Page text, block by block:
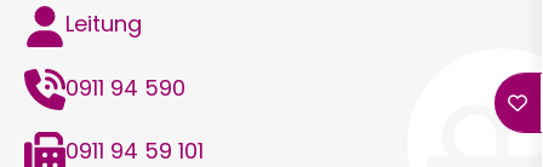
Funktion
Leitung
Telefon0911 94 590
Telefax0911 94 59 101